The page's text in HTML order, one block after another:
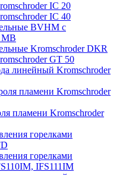
IC 20
IC 40
BVHM с
МВ
Kromschroder DKR
GT 50
линейный Kromschroder
пламени Kromschroder
пламени Kromschroder
горелками
горелками
IFS111IM